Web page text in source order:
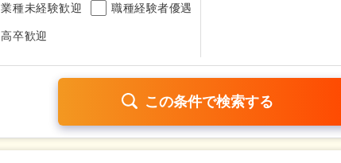
業種未経験歓迎 職種経験者優遇
高卒歓迎